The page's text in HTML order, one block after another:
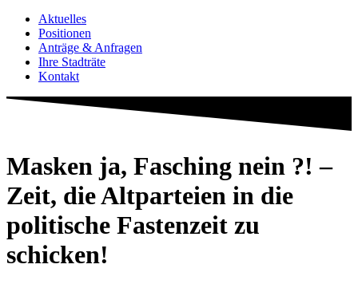
Aktuelles
Positionen
Anträge & Anfragen
Ihre Stadträte
Kontakt
Masken ja, Fasching nein ?! –
Zeit, die Altparteien in die
politische Fastenzeit zu
schicken!